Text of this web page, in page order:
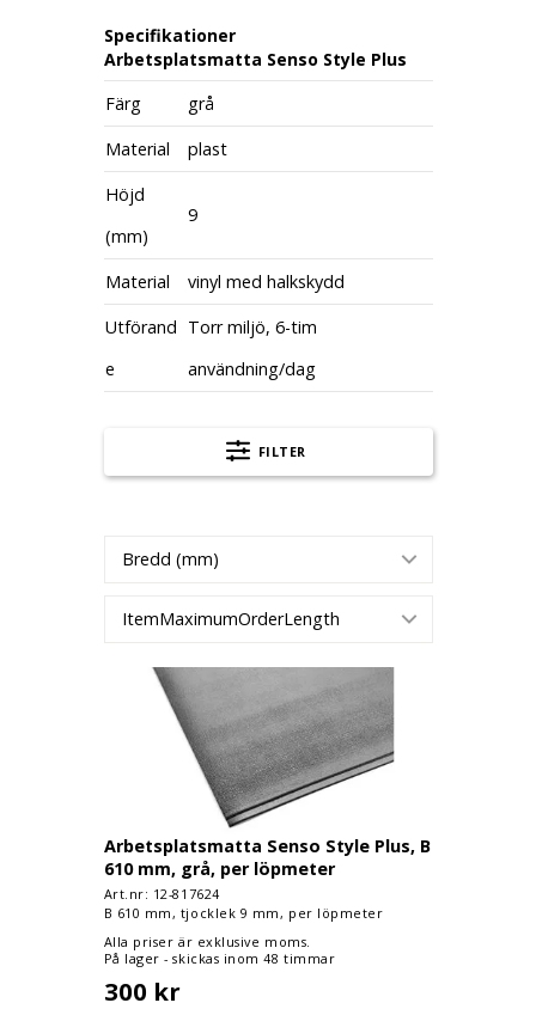
Specifikationer
Arbetsplatsmatta Senso Style Plus
Färg
grå
Material
plast
Höjd
(mm)
9
Material
vinyl med halkskydd
Utförand
e
Torr miljö, 6-tim
användning/dag
FILTER
Bredd (mm)
ItemMaximumOrderLength
Arbetsplatsmatta Senso Style Plus, B 610 mm,
Arbetsplatsmatta Senso Style Plus, B
610 mm, grå, per löpmeter
Art.nr: 12-817624
B 610 mm, tjocklek 9 mm, per löpmeter
Alla priser är exklusive moms.
På lager - skickas inom 48 timmar
300 kr